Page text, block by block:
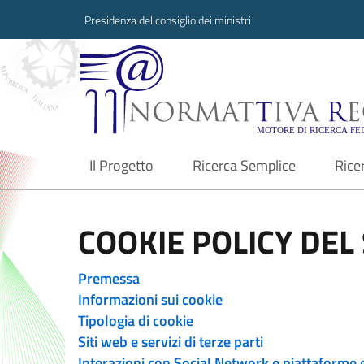
Presidenza del consiglio dei ministri
Normattiva
Il Progetto
current Ricerca Semplice
COOKIE POLICY
Premessa
Informazioni sui cookie
Tipologia di cookie
Siti web e servizi di terze parti